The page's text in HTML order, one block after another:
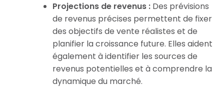
Projections de revenus :Des prévisions
de revenus précises permettent de fixer
des objectifs de vente réalistes et de
planifier la croissance future. Elles aident
également à identifier les sources de
revenus potentielles et à comprendre la
dynamique du marché.